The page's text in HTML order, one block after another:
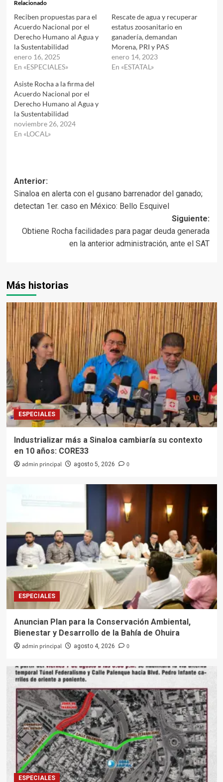
Relacionado
Reciben propuestas para el
Acuerdo Nacional por el
Derecho Humano al Agua y
la Sustentabilidad
enero 16, 2025
En «ESPECIALES»
Rescate de agua y recuperar
estatus zoosanitario en
ganadería, demandan
Morena, PRI y PAS
enero 14, 2023
En «ESTATAL»
Asiste Rocha a la firma del
Acuerdo Nacional por el
Derecho Humano al Agua y
la Sustentabilidad
noviembre 26, 2024
En «LOCAL»
Navegación
de
Anterior:
Sinaloa en alerta con el gusano barrenador del ganado;
detectan 1er. caso en México: Bello Esquivel
Siguiente:
Obtiene Rocha facilidades para pagar deuda generada
en la anterior administración, ante el SAT
Más historias
ESPECIALES
Industrializar más a Sinaloa cambiaría su contexto
en 10 años: CORE33
admin principal agosto 5, 2026 0
ESPECIALES
Anuncian Plan para la Conservación Ambiental,
Bienestar y Desarrollo de la Bahía de Ohuira
admin principal agosto 4, 2026 0
ESPECIALES